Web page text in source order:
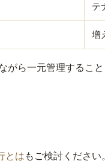
テ
増
がら一元管理するこ
とは もご検討ください